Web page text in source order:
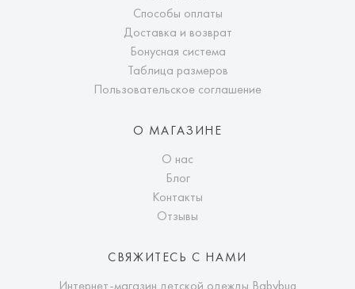
Способы оплаты
Доставка и возврат
Бонусная система
Таблица размеров
Пользовательское соглашение
О МАГАЗИНЕ
О нас
Блог
Контакты
Отзывы
СВЯЖИТЕСЬ С НАМИ
Интернет-магазин детской одежды Babybug